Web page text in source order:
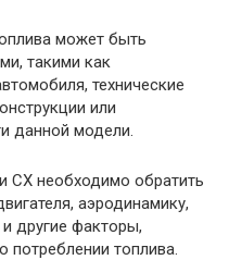
может быть
такими как
технические
или
данной модели.
СХ необходимо обратить
аэродинамику,
другие факторы,
потреблении топлива.